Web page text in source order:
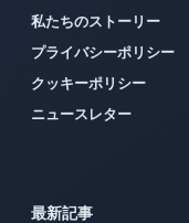
私たちのストーリー
プライバシーポリシー
クッキーポリシー
ニュースレター
最新記事